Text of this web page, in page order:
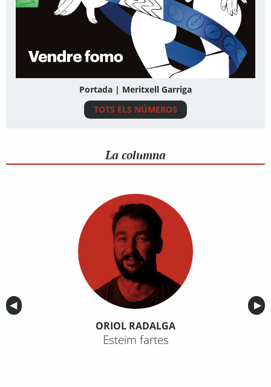
Portada | Meritxell Garriga
TOTS ELS NÚMEROS
La columna
Anterior
◀︎ ▶︎
ORIOL RADALGA
Esteim fartes